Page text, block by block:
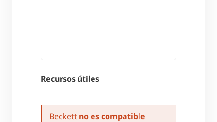
Recursos útiles
Beckett no es compatible